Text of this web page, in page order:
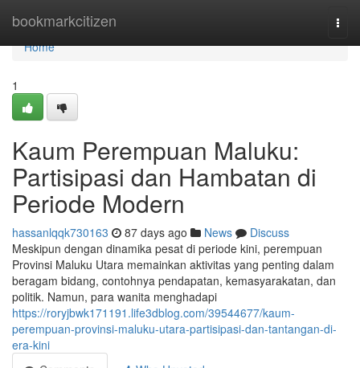
bookmarkcitizen
Home
Home
1
Kaum Perempuan Maluku:
Partisipasi dan Hambatan di
Periode Modern
hassanlqqk730163 87 days ago News
Discuss
Meskipun dengan dinamika pesat di periode kini, perempuan
Provinsi Maluku Utara memainkan aktivitas yang penting dalam
beragam bidang, contohnya pendapatan, kemasyarakatan, dan
politik. Namun, para wanita menghadapi
https://roryjbwk171191.life3dblog.com/39544677/kaum-
perempuan-provinsi-maluku-utara-partisipasi-dan-tantangan-di-
era-kini